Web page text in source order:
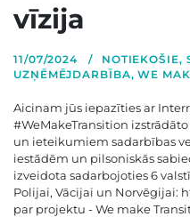
vīzija
11/07/2024 NOTIEKOŠIE,
UZŅĒMĒJDARBĪBA,WE
Aicinam jūs iepazīties ar
#WeMakeTransition
un ieteikumiem sadarbības
iestādēm un pilsoniskās
izveidota sadarbojoties 6
Polijai, Vācijai un Norvēgijai:
par projektu - We make